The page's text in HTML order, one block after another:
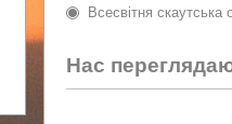
Всесвітня скаутська
Нас